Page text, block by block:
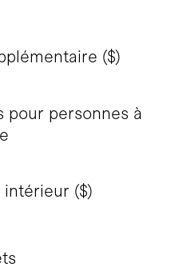
($)
pour personnes à
($)